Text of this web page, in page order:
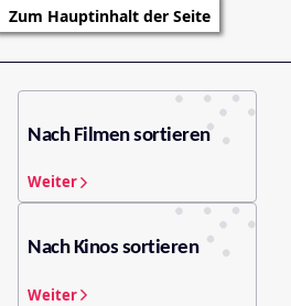
Zum Hauptinhalt der Seite
Nach Filmen sortieren
Weiter
Nach Kinos sortieren
Weiter